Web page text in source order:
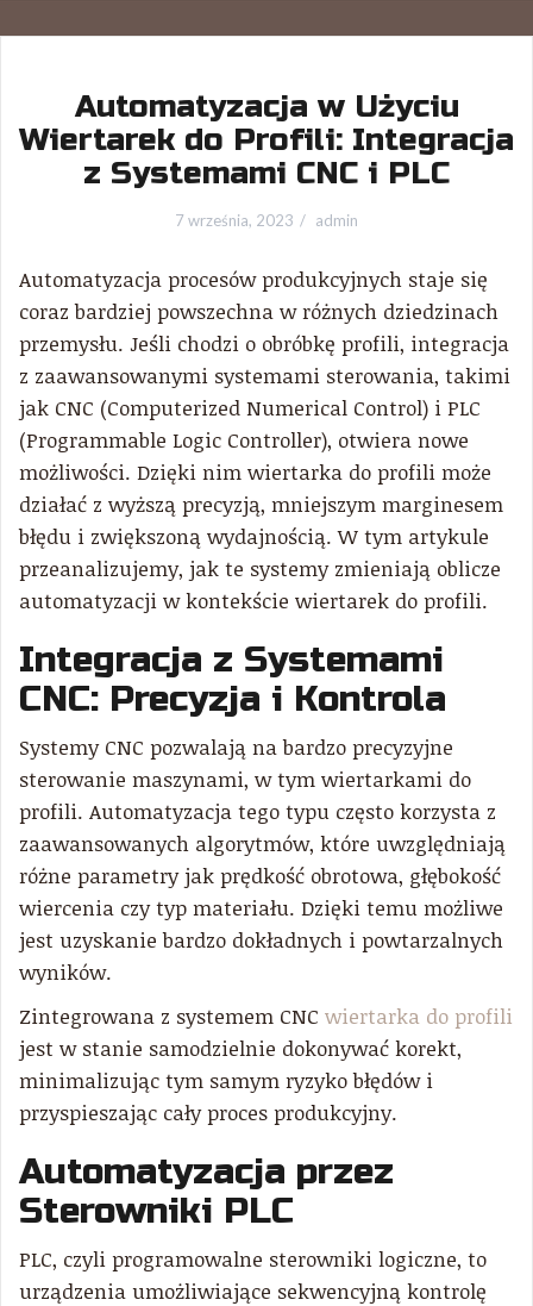
Automatyzacja w Użyciu
Wiertarek do Profili: Integracja
z Systemami CNC i PLC
7 września, 2023 admin
Automatyzacja procesów produkcyjnych staje się
coraz bardziej powszechna w różnych dziedzinach
przemysłu. Jeśli chodzi o obróbkę profili, integracja
z zaawansowanymi systemami sterowania, takimi
jak CNC (Computerized Numerical Control) i PLC
(Programmable Logic Controller), otwiera nowe
możliwości. Dzięki nim wiertarka do profili może
działać z wyższą precyzją, mniejszym marginesem
błędu i zwiększoną wydajnością. W tym artykule
przeanalizujemy, jak te systemy zmieniają oblicze
automatyzacji w kontekście wiertarek do profili.
Integracja z Systemami
CNC: Precyzja i Kontrola
Systemy CNC pozwalają na bardzo precyzyjne
sterowanie maszynami, w tym wiertarkami do
profili. Automatyzacja tego typu często korzysta z
zaawansowanych algorytmów, które uwzględniają
różne parametry jak prędkość obrotowa, głębokość
wiercenia czy typ materiału. Dzięki temu możliwe
jest uzyskanie bardzo dokładnych i powtarzalnych
wyników.
Zintegrowana z systemem CNC wiertarka do profili
jest w stanie samodzielnie dokonywać korekt,
minimalizując tym samym ryzyko błędów i
przyspieszając cały proces produkcyjny.
Automatyzacja przez
Sterowniki PLC
PLC, czyli programowalne sterowniki logiczne, to
urządzenia umożliwiające sekwencyjną kontrolę